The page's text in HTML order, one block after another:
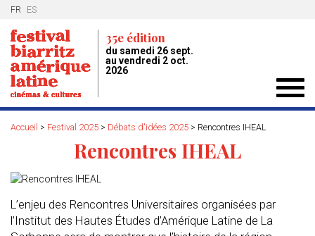
FR ES
35e édition
du samedi 26 sept.
au vendredi 2 oct.
2026
Accueil > Festival 2025 > Débats d'idées 2025 > Rencontres IHEAL
Rencontres IHEAL
L’enjeu des Rencontres Universitaires organisées par
l’Institut des Hautes Études d’Amérique Latine de La